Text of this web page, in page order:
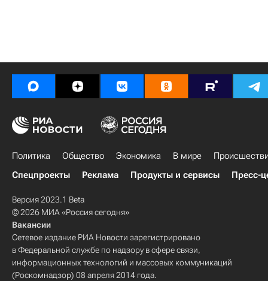
Политика Общество Экономика В мире
Спецпроекты
Реклама Продукты и сервисы Пресс-
Версия 2023.1 Beta
© 2026 МИА «Россия сегодня»
Вакансии
Сетевое издание РИА Новости зарегистрировано
в Федеральной службе по надзору в сфере связи,
информационных технологий и массовых коммуникаций
(Роскомнадзор) 08 апреля 2014 года.